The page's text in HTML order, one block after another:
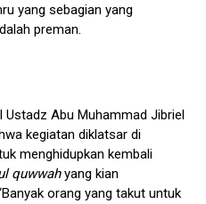
yang sebagian yang
preman.
Ustadz Abu Muhammad Jibriel
kegiatan diklatsar di
menghidupkan kembali
quwwahyang kian
orang yang takut untuk